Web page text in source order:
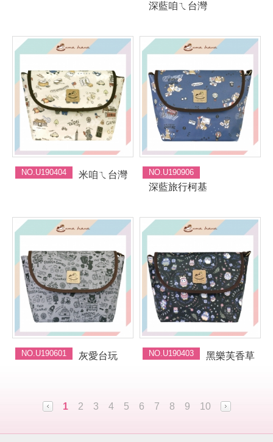
深藍咱ㄟ台灣
NO.U190404 米咱ㄟ台灣 NO.U190906
深藍旅行柯基
NO.U190601 灰愛台玩 NO.U190403 黑樂芙香草
1 2 3 4 5 6 7 8 9 10